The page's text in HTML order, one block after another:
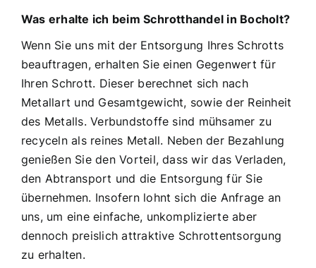
Was erhalte ich beim Schrotthandel in Bocholt?
Wenn Sie uns mit der Entsorgung Ihres Schrotts
beauftragen, erhalten Sie einen Gegenwert für
Ihren Schrott. Dieser berechnet sich nach
Metallart und Gesamtgewicht, sowie der Reinheit
des Metalls. Verbundstoffe sind mühsamer zu
recyceln als reines Metall. Neben der Bezahlung
genießen Sie den Vorteil, dass wir das Verladen,
den Abtransport und die Entsorgung für Sie
übernehmen. Insofern lohnt sich die Anfrage an
uns, um eine einfache, unkomplizierte aber
dennoch preislich attraktive Schrottentsorgung
zu erhalten.